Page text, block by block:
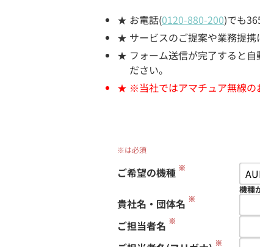
お電話(0120-880-200)でも
サービスのご提案や業務提
フォーム送信が完了すると
ださい。
※当社ではアマチュア無線の
※は必須
ご希望の機種 ※
機種
貴社名・団体名 ※
ご担当者名 ※
※